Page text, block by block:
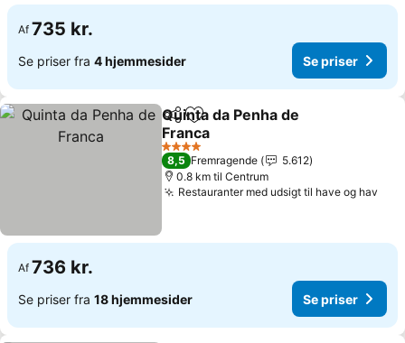
Af 735 kr.
Se priser fra 4 hjemmesider Se priser
Del Føj til favoritter
Quinta da Penha de
Franca
4 Stjerner
8,5 Fremragende
5.612
0.8 km til Centrum
Restauranter med udsigt til have og hav
Af 736 kr.
Se priser fra 18 hjemmesider Se priser